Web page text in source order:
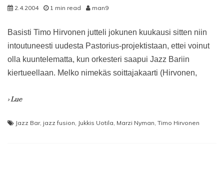
2.4.2004 1 min read man9
Basisti Timo Hirvonen jutteli jokunen kuukausi sitten niin
intoutuneesti uudesta Pastorius-projektistaan, ettei voinut
olla kuuntelematta, kun orkesteri saapui Jazz Bariin
kiertueellaan. Melko nimekäs soittajakaarti (Hirvonen,
› Lue
Jazz Bar, jazz fusion, Jukkis Uotila, Marzi Nyman, Timo Hirvonen